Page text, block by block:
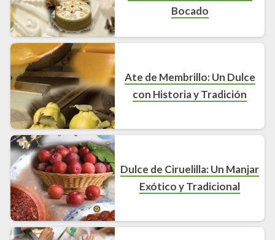
Bocado
Ate de Membrillo: Un Dulce
con Historia y Tradición
Dulce de Ciruelilla: Un Manjar
Exótico y Tradicional